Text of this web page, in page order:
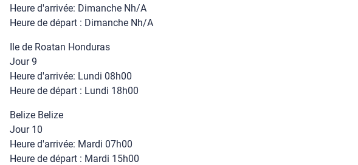
Heure d'arrivée: Dimanche Nh/A
Heure de départ : Dimanche Nh/A
Ile de Roatan Honduras
Jour 9
Heure d'arrivée: Lundi 08h00
Heure de départ : Lundi 18h00
Belize Belize
Jour 10
Heure d'arrivée: Mardi 07h00
Heure de départ : Mardi 15h00